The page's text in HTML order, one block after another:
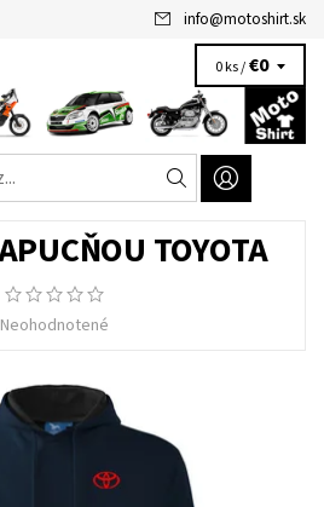
info@motoshirt.sk
0 ks /€0
TOYOTA
Neohodnotené